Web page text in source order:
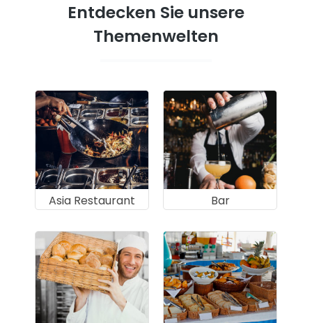
Entdecken Sie unsere
Themenwelten
Asia Restaurant Bar